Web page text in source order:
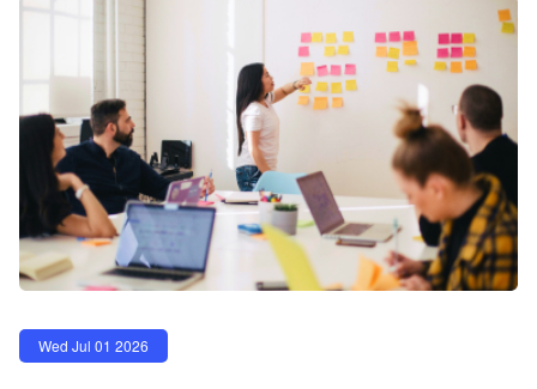
Wed Jul 01 2026